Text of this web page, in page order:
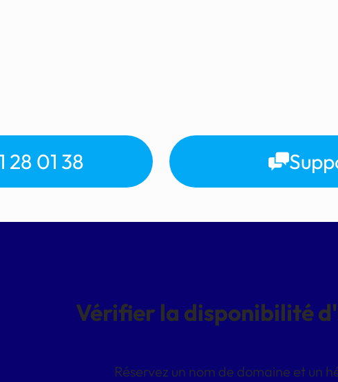
28 01 38
Vérifier la disponibilité
Réservez un nom de domaine et un